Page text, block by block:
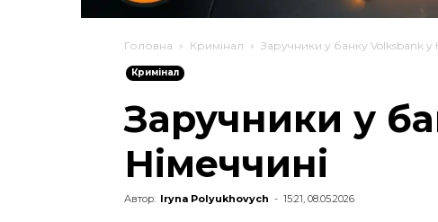
Головна Кримінал Заручники у банку Volksbank у
Кримінал
Заручники у
Німеччині
Автор: Iryna Polyukhovych - 15:21, 08.05.2026